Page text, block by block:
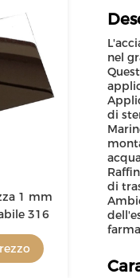
1 mm
316
nel
di
di